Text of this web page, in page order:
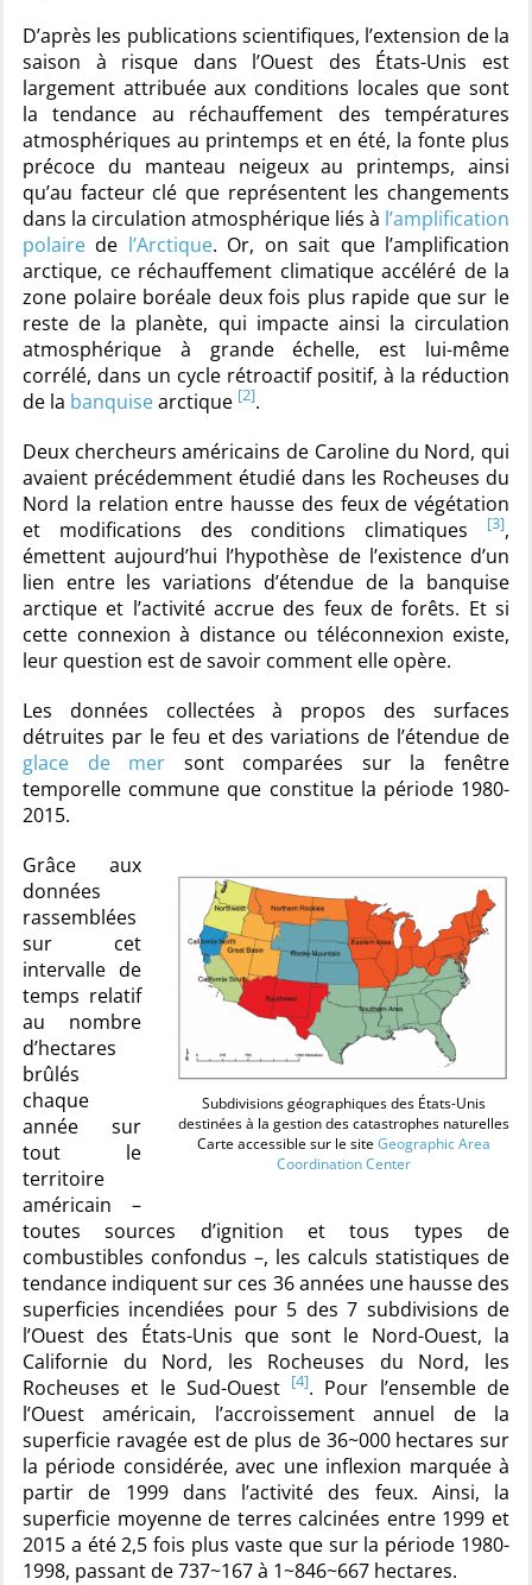
D’après les publications scientifiques, l’extension de la
saison à risque dans l’Ouest des États-Unis est
largement attribuée aux conditions locales que sont
la tendance au réchauffement des températures
atmosphériques au printemps et en été, la fonte plus
précoce du manteau neigeux au printemps, ainsi
qu’au facteur clé que représentent les changements
dans la circulation atmosphérique liés à l’amplification
polaire de l’Arctique. Or, on sait que l’amplification
arctique, ce réchauffement climatique accéléré de la
zone polaire boréale deux fois plus rapide que sur le
reste de la planète, qui impacte ainsi la circulation
atmosphérique à grande échelle, est lui-même
corrélé, dans un cycle rétroactif positif, à la réduction
de la banquisearctique [2].
Deux chercheurs américains de Caroline du Nord, qui
avaient précédemment étudié dans les Rocheuses du
Nord la relation entre hausse des feux de végétation
et modifications des conditions climatiques
[3],
émettent aujourd’hui l’hypothèse de l’existence d’un
lien entre les variations d’étendue de la banquise
arctique et l’activité accrue des feux de forêts. Et si
cette connexion à distance ou téléconnexion existe,
leur question est de savoir comment elle opère.
Les données collectées à propos des surfaces
détruites par le feu et des variations de l’étendue de
glace de mer sont comparées sur la fenêtre
temporelle commune que constitue la période 1980-
2015.
Subdivisions géographiques des États-Unis
destinées à la gestion des catastrophes naturelles
Carte accessible sur le siteGeographic Area
Coordination Center
Grâce aux
données
rassemblées
sur cet
intervalle de
temps relatif
au nombre
d’hectares
brûlés
chaque
année sur
tout le
territoire
américain –
toutes sources d’ignition et tous types de
combustibles confondus –, les calculs statistiques de
tendance indiquent sur ces 36 années une hausse des
superficies incendiées pour 5 des 7 subdivisions de
l’Ouest des États-Unis que sont le Nord-Ouest, la
Californie du Nord, les Rocheuses du Nord, les
Rocheuses et le Sud-Ouest [4]. Pour l’ensemble de
l’Ouest américain, l’accroissement annuel de la
superficie ravagée est de plus de 36~000 hectares sur
la période considérée, avec une inflexion marquée à
partir de 1999 dans l’activité des feux. Ainsi, la
superficie moyenne de terres calcinées entre 1999 et
2015 a été 2,5 fois plus vaste que sur la période 1980-
1998, passant de 737~167 à 1~846~667 hectares.